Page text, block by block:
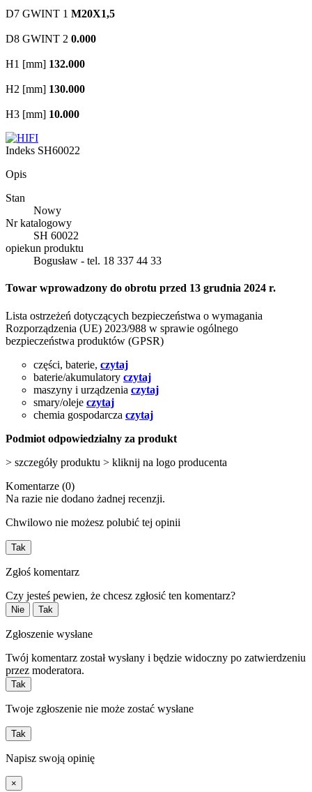
D7 GWINT 1 M20X1,5
D8 GWINT 2 0.000
H1 [mm] 132.000
H2 [mm] 130.000
H3 [mm] 10.000
Indeks SH60022
Opis
Stan
Nowy
Nr katalogowy
SH 60022
opiekun produktu
Bogusław - tel. 18 337 44 33
Towar wprowadzony do obrotu przed 13 grudnia 2024 r.
Lista ostrzeżeń dotyczących bezpieczeństwa o wymagania
Rozporządzenia (UE) 2023/988 w sprawie ogólnego
bezpieczeństwa produktów (GPSR)
części, baterie, czytaj
baterie/akumulatory czytaj
maszyny i urządzenia czytaj
smary/oleje czytaj
chemia gospodarcza czytaj
Podmiot odpowiedzialny za produkt
> szczegóły produktu > kliknij na logo producenta
Komentarze (0)
Na razie nie dodano żadnej recenzji.
Chwilowo nie możesz polubić tej opinii
Tak
Zgłoś komentarz
Czy jesteś pewien, że chcesz zgłosić ten komentarz?
Nie Tak
Zgłoszenie wysłane
Twój komentarz został wysłany i będzie widoczny po zatwierdzeniu
przez moderatora.
Tak
Twoje zgłoszenie nie może zostać wysłane
Tak
Napisz swoją opinię
×